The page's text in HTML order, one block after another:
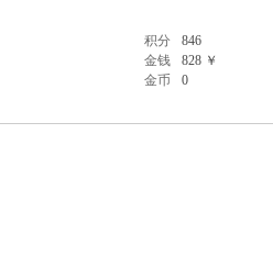
积分
846
金钱
828 ￥
金币 0